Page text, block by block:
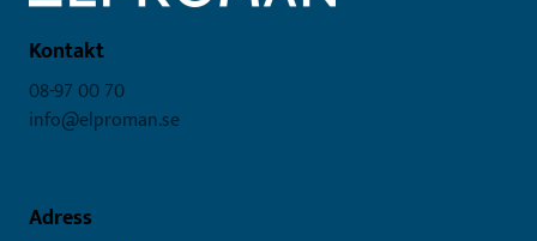
Kontakt
08-97 00 70
info@elproman.se
Adress